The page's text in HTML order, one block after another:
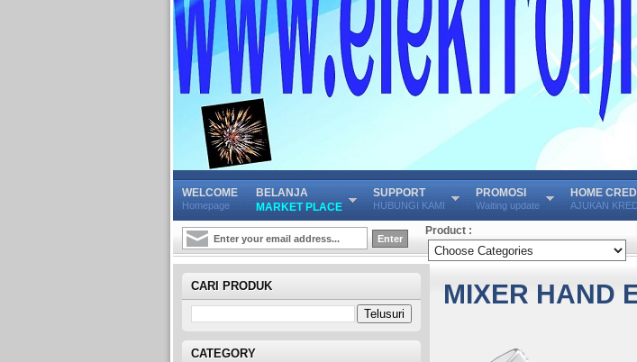
WELCOME
Homepage
BELANJA
MARKET PLACE
SUPPORT
HUBUNGI KAMI
PROMOSI
Waiting update
HOME
AJUKAN
Product :
MIXER HAND
CARI PRODUK
CATEGORY